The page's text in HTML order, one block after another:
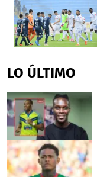
LO ÚLTIMO